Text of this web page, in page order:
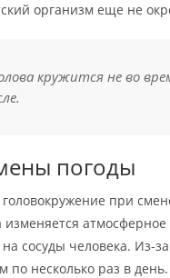
организм еще не
кружится не во
погоды
при
сосуды человека. Из-
по несколько раз в день.